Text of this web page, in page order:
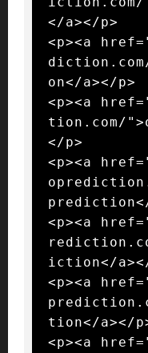
</a></p>
<p><a
on</a></p>
<p><a
tion.com/
</p>
<p><a
<p><a
iction</
<p><a
tion</a></
<p><a